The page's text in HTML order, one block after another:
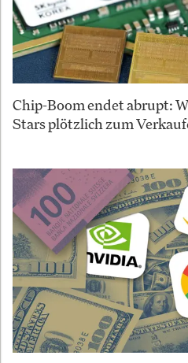
Chip-Boom endet abrupt:
Stars plötzlich zum